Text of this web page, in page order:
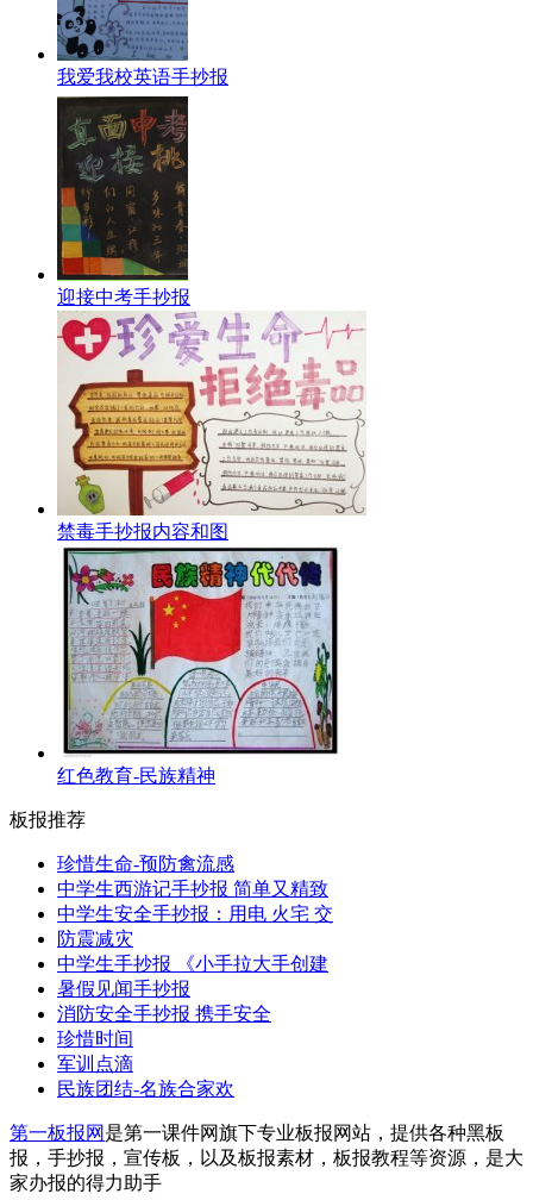
我爱我校英语手抄报
迎接中考手抄报
禁毒手抄报内容和图
红色教育-民族精神
板报推荐
珍惜生命-预防禽流感
中学生西游记手抄报 简单又精致
中学生安全手抄报：用电 火宅 交
防震减灾
中学生手抄报 《小手拉大手创建
暑假见闻手抄报
消防安全手抄报 携手安全
珍惜时间
军训点滴
民族团结-名族合家欢
第一板报网 是第一课件网旗下专业板报网站，提供各种黑板
报，手抄报，宣传板，以及板报素材，板报教程等资源，是大
家办报的得力助手